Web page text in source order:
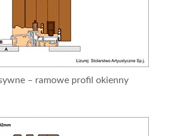
– ramowe profil okienny